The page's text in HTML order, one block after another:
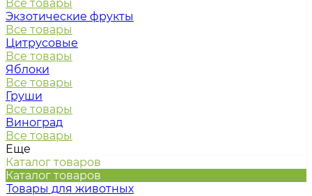
Все товары
Экзотические фрукты
Все товары
Цитрусовые
Все товары
Яблоки
Все товары
Груши
Все товары
Виноград
Все товары
Еще
Каталог товаров
Каталог товаров
Товары для животных